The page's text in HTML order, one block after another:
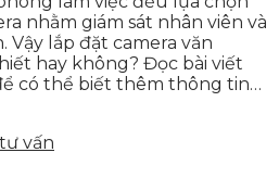
nhằm giám sát nhân viên và
Vậy lắp đặt camera văn
hay không? Đọc bài viết
có thể biết thêm thông tin…
vấn